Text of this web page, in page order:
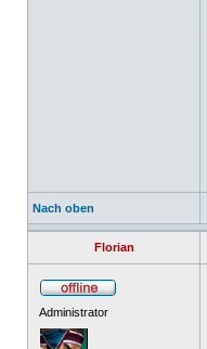
Nach oben
Florian
Administrator